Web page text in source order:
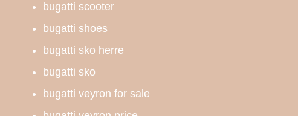
bugatti scooter
bugatti shoes
bugatti sko herre
bugatti sko
bugatti veyron for sale